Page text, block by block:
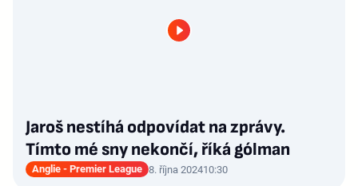
Jaroš nestíhá odpovídat na zprávy.
Tímto mé sny nekončí, říká gólman
Anglie - Premier League 8. října 202410:30